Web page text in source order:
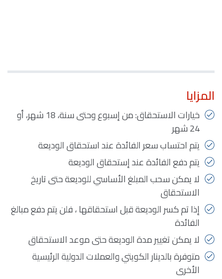
المزايا
خيارات الاستحقاق: من إسبوع وحتى سنة، 18 شهر، أو
24 شهر
يتم احتساب سعر الفائدة عند استحقاق الوديعة
يتم دفع الفائدة عند إستحقاق الوديعة
لا يمكن سحب المبلغ الأساسي للوديعة حتى تاريخ
الاستحقاق
إذا تم كسر الوديعة قبل استحقاقها ، فلن يتم دفع مبالغ
الفائدة
لا يمكن تغيير مدة الوديعة حتى موعد الاستحقاق
متوفرة بالدينار الكويتي والعملات الدولية الرئيسية
الأخرى